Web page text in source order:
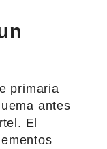
primaria
antes
El